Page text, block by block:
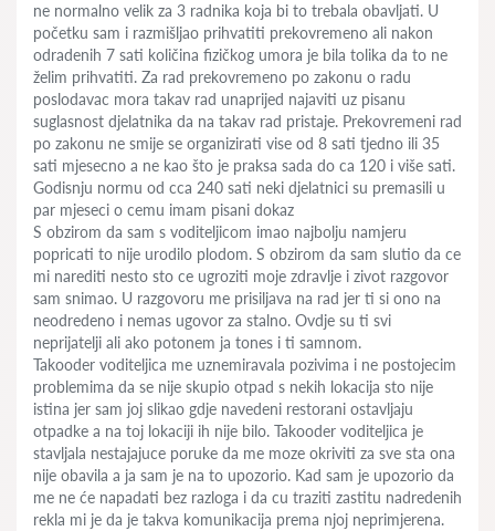
ne normalno velik za 3 radnika koja bi to trebala obavljati. U
početku sam i razmišljao prihvatiti prekovremeno ali nakon
odradenih 7 sati količina fizičkog umora je bila tolika da to ne
želim prihvatiti. Za rad prekovremeno po zakonu o radu
poslodavac mora takav rad unaprijed najaviti uz pisanu
suglasnost djelatnika da na takav rad pristaje. Prekovremeni rad
po zakonu ne smije se organizirati vise od 8 sati tjedno ili 35
sati mjesecno a ne kao što je praksa sada do ca 120 i više sati.
Godisnju normu od cca 240 sati neki djelatnici su premasili u
par mjeseci o cemu imam pisani dokaz
S obzirom da sam s voditeljicom imao najbolju namjeru
popricati to nije urodilo plodom. S obzirom da sam slutio da ce
mi narediti nesto sto ce ugroziti moje zdravlje i zivot razgovor
sam snimao. U razgovoru me prisiljava na rad jer ti si ono na
neodredeno i nemas ugovor za stalno. Ovdje su ti svi
neprijatelji ali ako potonem ja tones i ti samnom.
Takooder voditeljica me uznemiravala pozivima i ne postojecim
problemima da se nije skupio otpad s nekih lokacija sto nije
istina jer sam joj slikao gdje navedeni restorani ostavljaju
otpadke a na toj lokaciji ih nije bilo. Takooder voditeljica je
stavljala nestajajuce poruke da me moze okriviti za sve sta ona
nije obavila a ja sam je na to upozorio. Kad sam je upozorio da
me ne će napadati bez razloga i da cu traziti zastitu nadredenih
rekla mi je da je takva komunikacija prema njoj neprimjerena.